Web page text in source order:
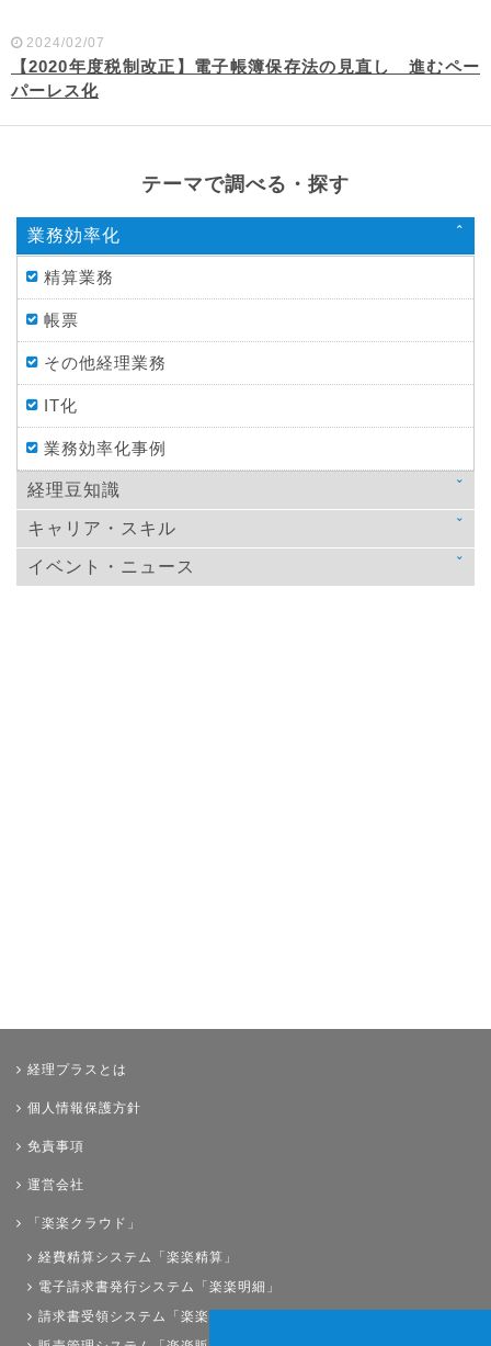
2024/02/07
【2020年度税制改正】電子帳簿保存法の見直し 進むペー
パーレス化
テーマで調べる・探す
業務効率化
精算業務
帳票
その他経理業務
IT化
業務効率化事例
経理豆知識
法律
税金
キャリア・スキル
スキルアップ
イベント・ニュース
経理プラスとは
個人情報保護方針
免責事項
運営会社
「楽楽クラウド」
経費精算システム「楽楽精算」
電子請求書発行システム「楽楽明細」
請求書受領システム「楽楽請求」